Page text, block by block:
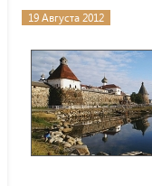
19 Августа 2012